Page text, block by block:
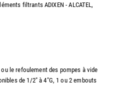
filtrants ADIXEN - ALCATEL,
le refoulement des pompes à vide
de 1/2" à 4"G, 1 ou 2 embouts